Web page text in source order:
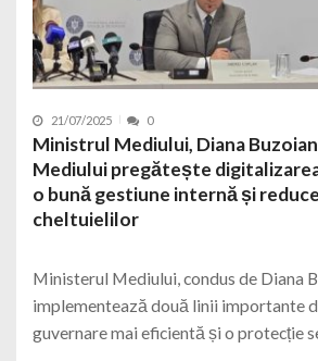
21/07/2025 0
Ministrul Mediului, Diana
Mediului pregătește
o bună gestiune internă și
cheltuielilor
Ministerul Mediului, condus de Diana
implementează două linii importante
guvernare mai eficientă și o protecție